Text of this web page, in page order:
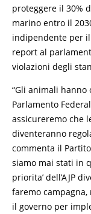
proteggere il 30%
marino entro il
indipendente per
report al
violazioni degli
“Gli animali hanno
Parlamento
assicureremo che
diventeranno
commenta il
siamo mai stati in
priorita’ dell’AJP
faremo
il governo per